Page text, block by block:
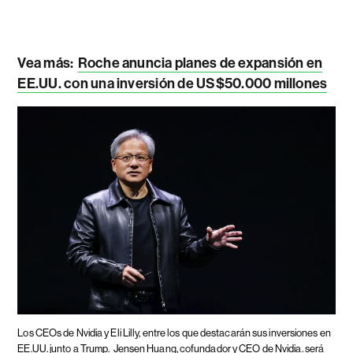
Vea más: Roche anuncia planes de expansión en
EE.UU. con una inversión de US$50.000 millones
Los CEOs de Nvidia y Eli Lilly, entre los que destacarán sus inversiones en
EE.UU. junto a Trump. Jensen Huang, cofundador y CEO de Nvidia. será